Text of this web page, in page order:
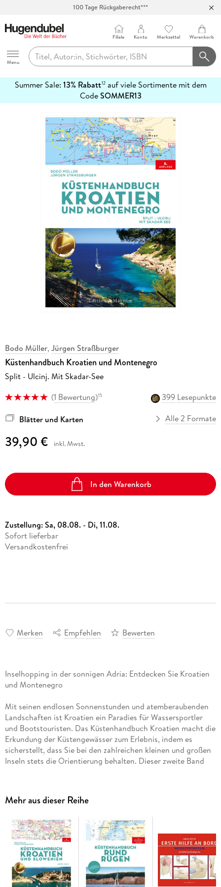
100 Tage Rückgaberecht***
Hugendubel
Menu
Filiale Konto Merkzettel Warenkorb
Summer Sale: 13% Rabatt12auf viele Sortimente mit dem
CodeSOMMER13
erfahren
Bodo Müller, Jürgen Straßburger
Küstenhandbuch Kroatien und Montenegro
Split - Ulcinj. Mit Skadar-See
(1 Bewertung)15 399 Lesepunkte
Blätter und Karten Alle 2 Formate
39,90 € inkl. Mwst.
In den Warenkorb
Zustellung:Sa, 08.08. - Di, 11.08.
Sofort lieferbar
Versandkostenfrei
Merken Empfehlen Bewerten
Inselhopping in der sonnigen Adria: Entdecken Sie Kroatien
und Montenegro
Mit seinen endlosen Sonnenstunden und atemberaubenden
Landschaften ist Kroatien ein Paradies für Wassersportler
und Bootstouristen. Das Küstenhandbuch Kroatien macht die
Erkundung der Küstengewässer zum Erlebnis, indem es
sicherstellt, dass Sie bei den zahlreichen kleinen und großen
Inseln stets die Orientierung behalten. Dieser zweite Band
Führer ist ein unverzichtbares Werkzeug für alle, die die Adria
Detaillierte Seekarten und vielseitige Revierinformationen
Der vordere Teil des Buches bildet das Fundament mit
wertvollen Informationen zum Revier, seglerisch relevanten
Wetterlagen und wichtigen Vorschriften. Im hinteren Teil
Mehr aus dieser Reihe